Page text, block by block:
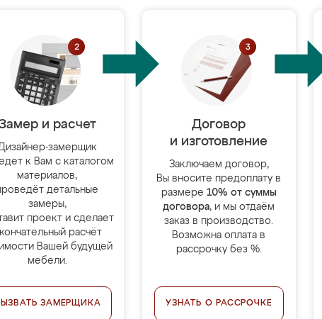
Замер и расчет
замерщик
к Вам с каталогом
материалов,
детальные
замеры,
проект и сделает
расчёт
Вашей будущей
мебели.
ЗАМЕРЩИКА
Договор
и изготовление
Заключаем договор,
Вы вносите предоплату в
размере 10% от суммы
договора, и мы отдаём
заказ в производство.
Возможна оплата в
рассрочку без %.
УЗНАТЬ О РАССРОЧКЕ